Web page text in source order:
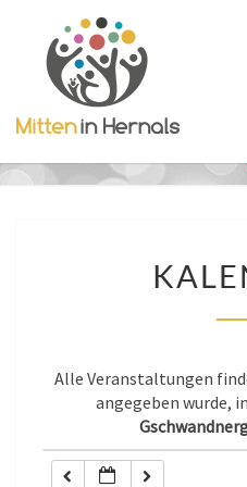
Alle Veranstaltungen
angegeben wurde,
0:00
1:00
2:00
5:00